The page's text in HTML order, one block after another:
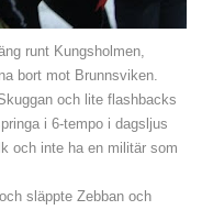
runt Kungsholmen,
bort mot Brunnsviken.
och lite flashbacks
i 6-tempo i dagsljus
och inte ha en militär som
släppte Zebban och